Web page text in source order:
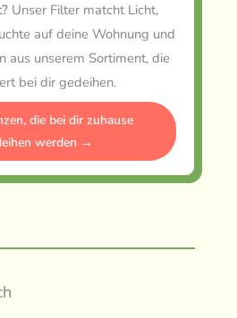
Unser Filter matcht Licht,
auf deine Wohnung und
aus unserem Sortiment, die
bei dir gedeihen.
die bei dir zuhause
werden →